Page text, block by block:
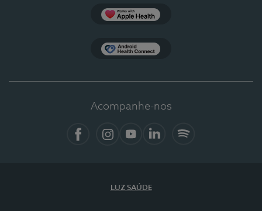
Acompanhe-nos
LUZ SAÚDE